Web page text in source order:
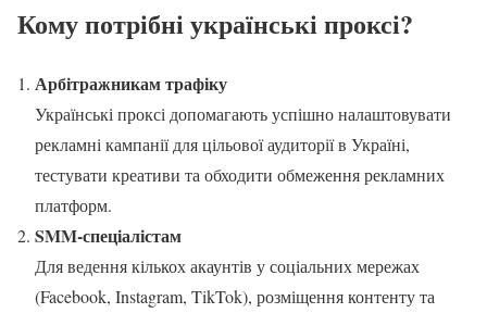
Кому потрібні українські проксі?
Арбітражникам трафіку
Українські проксі допомагають успішно налаштовувати
рекламні кампанії для цільової аудиторії в Україні,
тестувати креативи та обходити обмеження рекламних
платформ.
SMM-спеціалістам
Для ведення кількох акаунтів у соціальних мережах
(Facebook, Instagram, TikTok), розміщення контенту та